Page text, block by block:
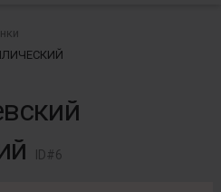
ID#6